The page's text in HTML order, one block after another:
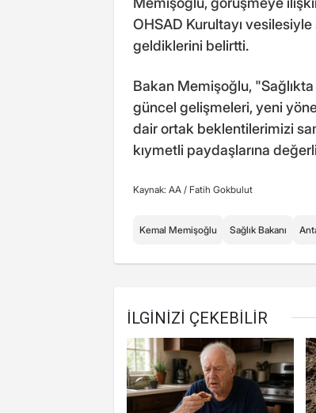
OHSAD Kurultayı
geldiklerini belirtti.
Bakan Memişoğlu,
güncel gelişmeleri, yeni
dair ortak beklentilerimizi
kıymetli paydaşlarına
Kaynak: AA / Fatih Gokbulut
Kemal Memişoğlu Sağlık Bakanı